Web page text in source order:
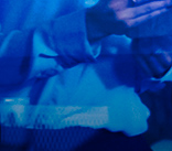
d
i
t
o